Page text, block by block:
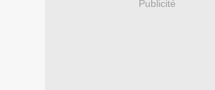
Publicité